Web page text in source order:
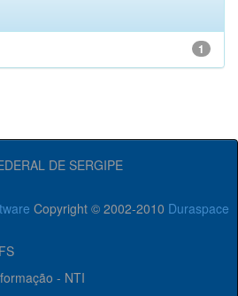
1
DE SERGIPE
Copyright © 2002-2010 Duraspace
- NTI